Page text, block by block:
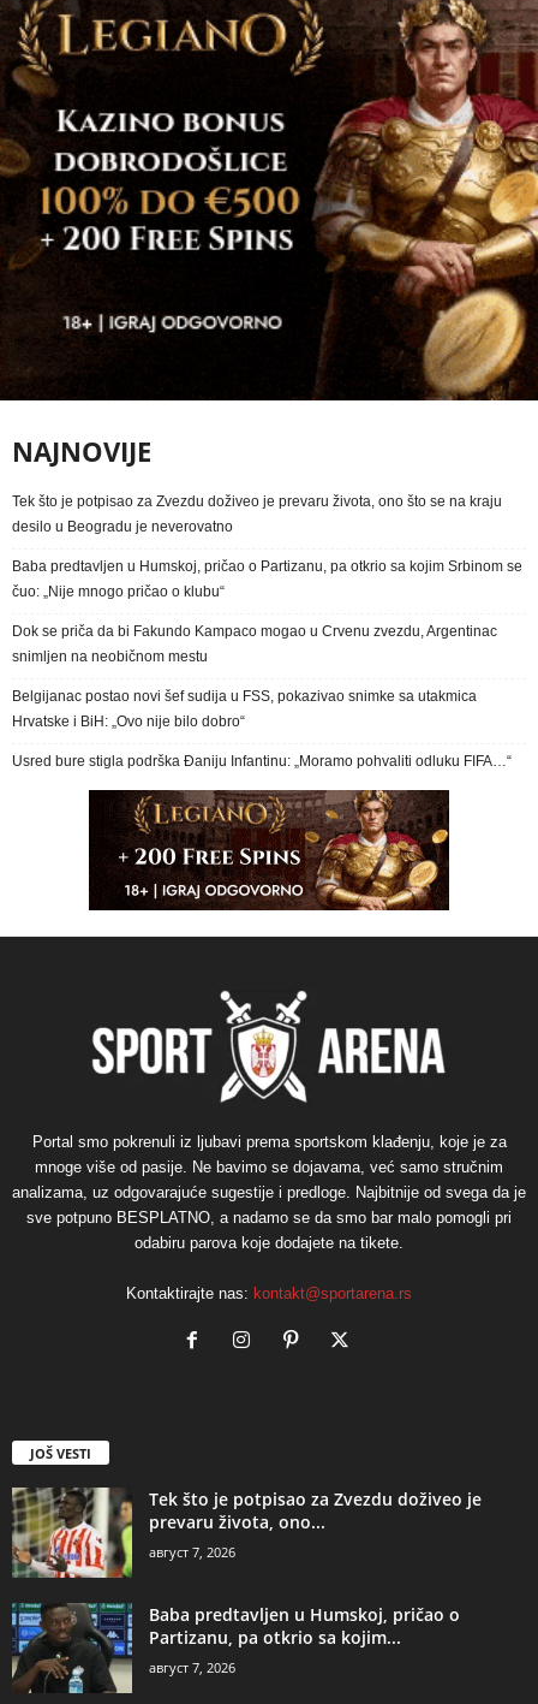
NAJNOVIJE
Tek što je potpisao za Zvezdu doživeo je prevaru života, ono što se na kraju
desilo u Beogradu je neverovatno
Baba predtavljen u Humskoj, pričao o Partizanu, pa otkrio sa kojim Srbinom se
čuo: „Nije mnogo pričao o klubu“
Dok se priča da bi Fakundo Kampaco mogao u Crvenu zvezdu, Argentinac
snimljen na neobičnom mestu
Belgijanac postao novi šef sudija u FSS, pokazivao snimke sa utakmica
Hrvatske i BiH: „Ovo nije bilo dobro“
Usred bure stigla podrška Đaniju Infantinu: „Moramo pohvaliti odluku FIFA…“
Portal smo pokrenuli iz ljubavi prema sportskom klađenju, koje je za
mnoge više od pasije. Ne bavimo se dojavama, već samo stručnim
analizama, uz odgovarajuće sugestije i predloge. Najbitnije od svega da je
sve potpuno BESPLATNO, a nadamo se da smo bar malo pomogli pri
odabiru parova koje dodajete na tikete.
Kontaktirajte nas: kontakt@sportarena.rs
JOŠ VESTI
Tek što je potpisao za Zvezdu doživeo je
prevaru života, ono...
август 7, 2026
Baba predtavljen u Humskoj, pričao o
Partizanu, pa otkrio sa kojim...
август 7, 2026